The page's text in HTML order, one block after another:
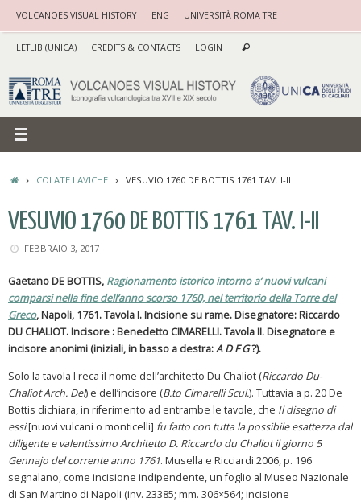
contenuto
VOLCANOES VISUAL HISTORY ENG UNIVERSITÀ ROMA TRE
LETLIB (UNICA) CREDITS & CONTACTS LOGIN Cerca
HOMECOLATE LAVICHE VESUVIO 1760 DE BOTTIS 1761 TAV. I-II
VESUVIO 1760 DE BOTTIS 1761 TAV. I-II
FEBBRAIO 3, 2017
Gaetano DE BOTTIS, Ragionamento istorico intorno a’ nuovi vulcani
comparsi nella fine dell’anno scorso 1760, nel territorio della Torre del
Greco, Napoli, 1761. Tavola I. Incisione su rame.Disegnatore: Riccardo
DU CHALIOT. Incisore : Benedetto CIMARELLI. Tavola II. Disegnatore e
incisore anonimi (iniziali, in basso a destra:A D F G?).
Solo la tavola I reca il nome dell’architetto Du Chaliot (Riccardo Du-
Chaliot Arch. Del) e dell’incisore (B.to Cimarelli Scul.). Tuttavia a p. 20 De
Bottis dichiara, in riferimento ad entrambe le tavole, che Il disegno di
essi[nuovi vulcani o monticelli] fu fatto con tutta la possibile esattezza dal
diligente e valentissimo Architetto D. Riccardo du Chaliot il giorno 5
Gennajo del corrente anno 1761. Musella e Ricciardi 2006, p. 196
segnalano, come incisione indipendente, un foglio al Museo Nazionale
di San Martino di Napoli (inv. 23385; mm. 306×564; incisione